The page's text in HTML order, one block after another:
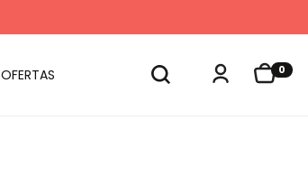
0
OFERTAS